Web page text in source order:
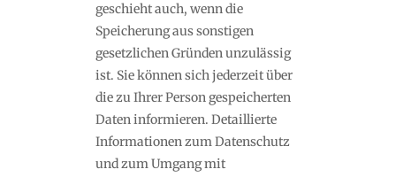
geschieht auch, wenn die
Speicherung aus sonstigen
gesetzlichen Gründen unzulässig
ist. Sie können sich jederzeit über
die zu Ihrer Person gespeicherten
Daten informieren. Detaillierte
Informationen zum Datenschutz
und zum Umgang mit